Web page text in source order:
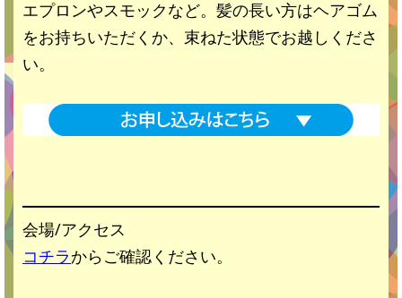
エプロンやスモックなど。髪の長い方はヘアゴム
をお持ちいただくか、束ねた状態でお越しくださ
い。
会場/アクセス
コチラからご確認ください。